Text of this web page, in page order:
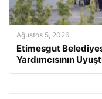
Ağustos 5, 2026
Etimesgut
Yardımcısının